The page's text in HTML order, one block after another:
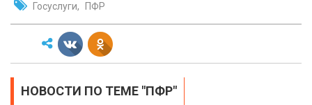
Госуслуги ПФР
НОВОСТИ ПО ТЕМЕ "ПФР"